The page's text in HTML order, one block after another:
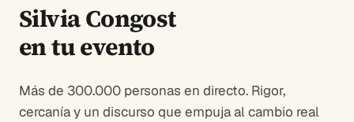
Silvia Congost
en tu evento
Más de 300.000 personas en directo. Rigor,
cercanía y un discurso que empuja al cambio real